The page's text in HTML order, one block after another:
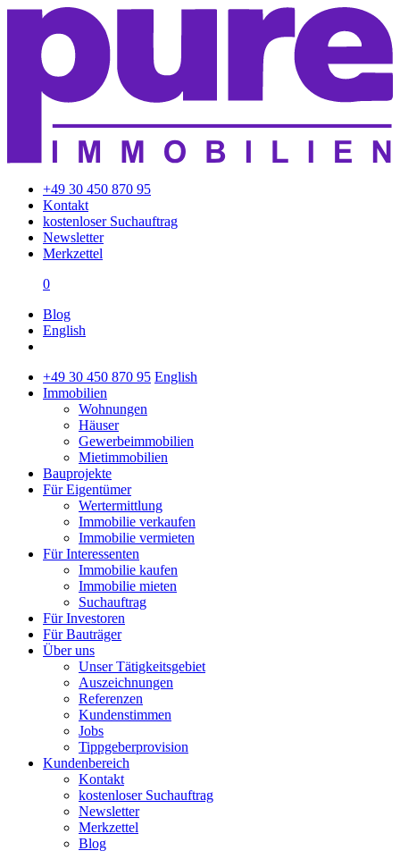
+49 30 450 870 95
Kontakt
kostenloser Suchauftrag
Newsletter
Merkzettel
0
Blog
English
+49 30 450 870 95 English
Immobilien
Wohnungen
Häuser
Gewerbeimmobilien
Mietimmobilien
Bauprojekte
Für Eigentümer
Wertermittlung
Immobilie verkaufen
Immobilie vermieten
Für Interessenten
Immobilie kaufen
Immobilie mieten
Suchauftrag
Für Investoren
Für Bauträger
Über uns
Unser Tätigkeitsgebiet
Auszeichnungen
Referenzen
Kundenstimmen
Jobs
Tippgeberprovision
Kundenbereich
Kontakt
kostenloser Suchauftrag
Newsletter
Merkzettel
Blog